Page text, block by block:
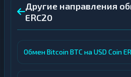
Другие направления
ERC20
Обмен Bitcoin BTC на USD Coin